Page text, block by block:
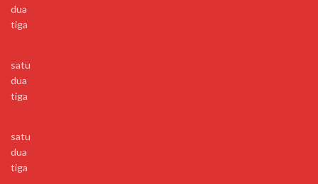
dua
tiga
satu
dua
tiga
satu
dua
tiga